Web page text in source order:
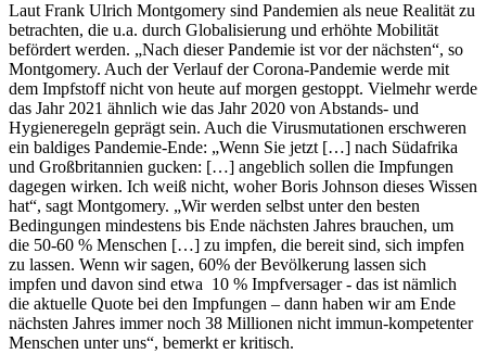
Laut Frank Ulrich Montgomery sind Pandemien als neue Realität zu
betrachten, die u.a. durch Globalisierung und erhöhte Mobilität
befördert werden. „Nach dieser Pandemie ist vor der nächsten“, so
Montgomery. Auch der Verlauf der Corona-Pandemie werde mit
dem Impfstoff nicht von heute auf morgen gestoppt. Vielmehr werde
das Jahr 2021 ähnlich wie das Jahr 2020 von Abstands- und
Hygieneregeln geprägt sein. Auch die Virusmutationen erschweren
ein baldiges Pandemie-Ende: „Wenn Sie jetzt […] nach Südafrika
und Großbritannien gucken: […] angeblich sollen die Impfungen
dagegen wirken. Ich weiß nicht, woher Boris Johnson dieses Wissen
hat“, sagt Montgomery. „Wir werden selbst unter den besten
Bedingungen mindestens bis Ende nächsten Jahres brauchen, um
die 50-60 % Menschen […] zu impfen, die bereit sind, sich impfen
zu lassen. Wenn wir sagen, 60% der Bevölkerung lassen sich
impfen und davon sind etwa 10 % Impfversager - das ist nämlich
die aktuelle Quote bei den Impfungen – dann haben wir am Ende
nächsten Jahres immer noch 38 Millionen nicht immun-kompetenter
Menschen unter uns“, bemerkt er kritisch.